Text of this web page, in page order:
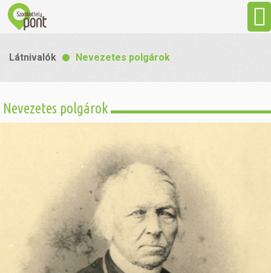
Látnivalók
Gasztronómia
Sport
Szabadidő
Látnivalók Nevezetes polgárok
Nevezetes polgárok